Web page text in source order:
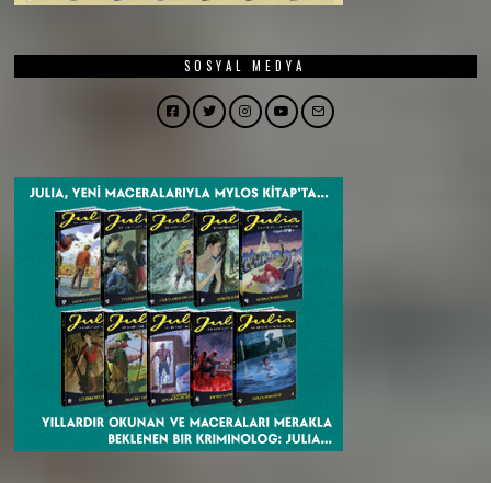
SOSYAL MEDYA
Facebook
TwitterInstagram
YouTubeEmail